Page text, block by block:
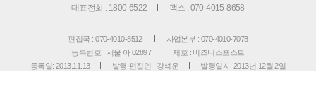
대표전화 : 1800-6522
팩스 : 070-4015-8658
편집국 : 070-4010-8512
사업본부 : 070-4010-7078
등록번호 : 서울 아 02897
제호 : 비즈니스포스트
등록일: 2013.11.13
발행·편집인 : 강석운
발행일자: 2013년 12월 2일